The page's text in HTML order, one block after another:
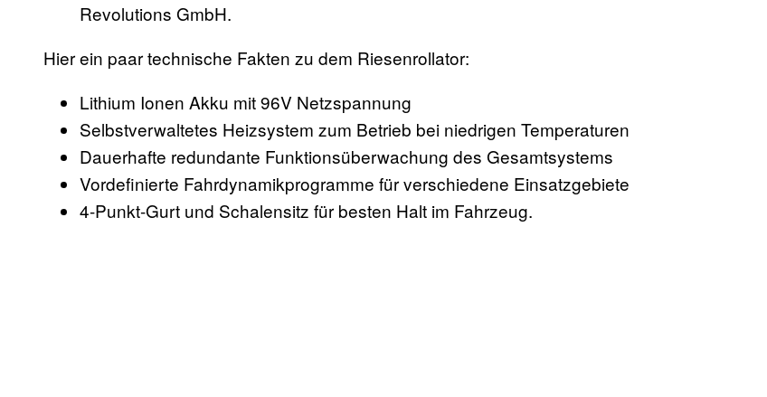
Revolutions GmbH.
Hier ein paar technische Fakten zu dem Riesenrollator:
Lithium Ionen Akku mit 96V Netzspannung
Selbstverwaltetes Heizsystem zum Betrieb bei niedrigen Temperaturen
Dauerhafte redundante Funktionsüberwachung des Gesamtsystems
Vordefinierte Fahrdynamikprogramme für verschiedene Einsatzgebiete
4-Punkt-Gurt und Schalensitz für besten Halt im Fahrzeug.